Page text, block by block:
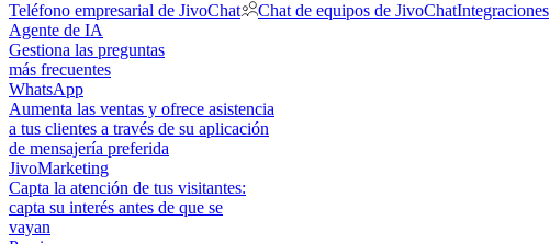
Teléfono empresarial de JivoChat
Chat de equipos de JivoChatIntegraciones
Agente de IA
Gestiona las preguntas
más frecuentes
WhatsApp
Aumenta las ventas y ofrece asistencia
a tus clientes a través de su aplicación
de mensajería preferida
JivoMarketing
Capta la atención de tus visitantes:
capta su interés antes de que se
vayan